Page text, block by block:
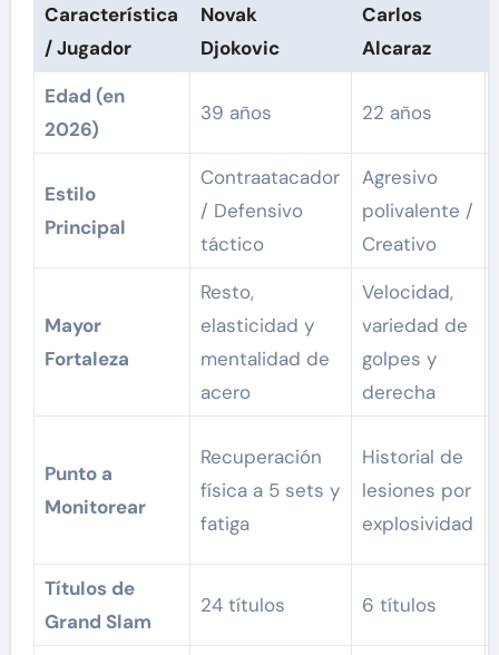
Característica
/ Jugador
Novak
Djokovic
Carlos
Alcaraz
Edad (en
2026)
39 años 22 años
Estilo
Principal
Contraatacador
/ Defensivo
táctico
Agresivo
polivalente /
Creativo
Mayor
Fortaleza
Resto,
elasticidad y
mentalidad de
acero
Velocidad,
variedad de
golpes y
derecha
Punto a
Monitorear
Recuperación
física a 5 sets y
fatiga
Historial de
lesiones por
explosividad
Títulos de
Grand Slam
24 títulos 6 títulos